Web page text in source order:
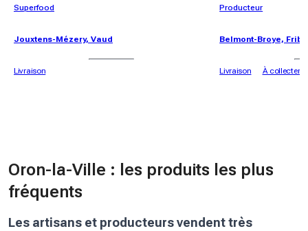
Superfood
Jouxtens-Mézery, Vaud
Livraison
Producteur
Belmont-Broye,
Livraison À collecter
Oron-la-Ville : les produits les plus
fréquents
Les artisans et producteurs vendent très